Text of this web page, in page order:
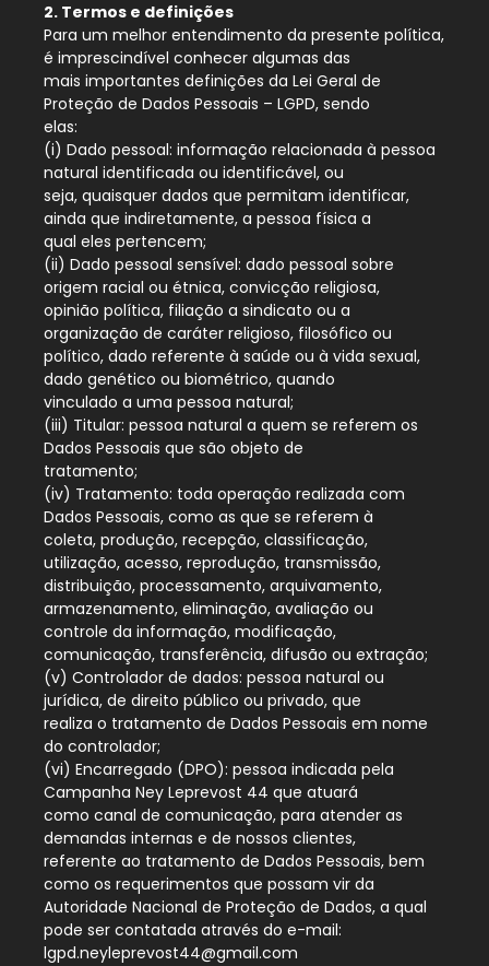
2. Termos e definições
Para um melhor entendimento da presente política,
é imprescindível conhecer algumas das
mais importantes definições da Lei Geral de
Proteção de Dados Pessoais – LGPD, sendo
elas:
(i) Dado pessoal: informação relacionada à pessoa
natural identificada ou identificável, ou
seja, quaisquer dados que permitam identificar,
ainda que indiretamente, a pessoa física a
qual eles pertencem;
(ii) Dado pessoal sensível: dado pessoal sobre
origem racial ou étnica, convicção religiosa,
opinião política, filiação a sindicato ou a
organização de caráter religioso, filosófico ou
político, dado referente à saúde ou à vida sexual,
dado genético ou biométrico, quando
vinculado a uma pessoa natural;
(iii) Titular: pessoa natural a quem se referem os
Dados Pessoais que são objeto de
tratamento;
(iv) Tratamento: toda operação realizada com
Dados Pessoais, como as que se referem à
coleta, produção, recepção, classificação,
utilização, acesso, reprodução, transmissão,
distribuição, processamento, arquivamento,
armazenamento, eliminação, avaliação ou
controle da informação, modificação,
comunicação, transferência, difusão ou extração;
(v) Controlador de dados: pessoa natural ou
jurídica, de direito público ou privado, que
realiza o tratamento de Dados Pessoais em nome
do controlador;
(vi) Encarregado (DPO): pessoa indicada pela
Campanha Ney Leprevost 44 que atuará
como canal de comunicação, para atender as
demandas internas e de nossos clientes,
referente ao tratamento de Dados Pessoais, bem
como os requerimentos que possam vir da
Autoridade Nacional de Proteção de Dados, a qual
pode ser contatada através do e-mail:
lgpd.neyleprevost44@gmail.com